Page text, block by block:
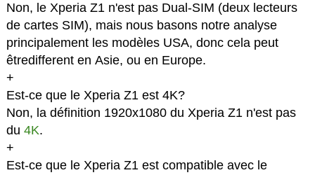
Non, le Xperia Z1 n'est pas Dual-SIM (deux lecteurs
de cartes SIM), mais nous basons notre analyse
principalement les modèles USA, donc cela peut
êtredifferent en Asie, ou en Europe.
+
Est-ce que le Xperia Z1 est 4K?
Non, la définition 1920x1080 du Xperia Z1 n'est pas
du 4K.
+
Est-ce que le Xperia Z1 est compatible avec le